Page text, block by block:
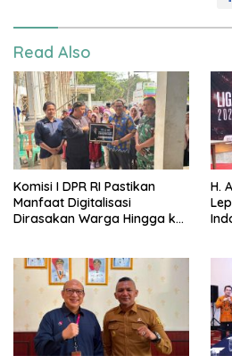
Read Also
Komisi I DPR RI Pastikan
Manfaat Digitalisasi
Dirasakan Warga Hingga ke
H.